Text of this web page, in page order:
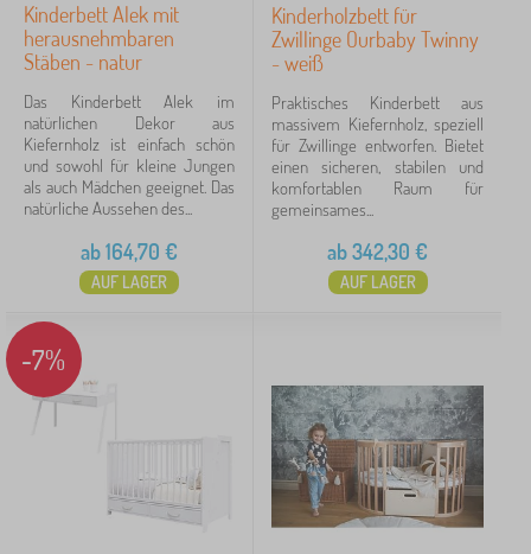
Suche innerhalb des filters
Verfügbarkeit
Angebotsart
Kinderbett Alek mit
herausnehmbaren
Stäben - natur
Das Kinderbett Alek im
natürlichen Dekor aus
Kiefernholz ist einfach schön
und sowohl für kleine Jungen
als auch Mädchen geeignet. Das
natürliche Aussehen des...
ab164,70 €
AUF LAGER
Kinderholzbett für
Zwillinge Ourbaby Twinny
- weiß
Praktisches Kinderbett aus
massivem Kiefernholz, speziell
für Zwillinge entworfen. Bietet
einen sicheren, stabilen und
komfortablen Raum für
gemeinsames...
ab342,30 €
AUF LAGER
-7%